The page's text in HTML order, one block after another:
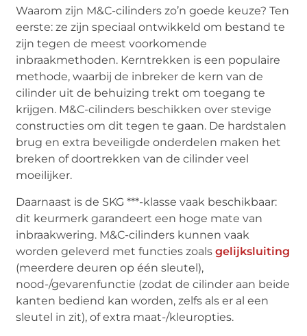
Waarom zijn M&C-cilinders zo’n goede keuze? Ten
eerste: ze zijn speciaal ontwikkeld om bestand te
zijn tegen de meest voorkomende
inbraakmethoden. Kerntrekken is een populaire
methode, waarbij de inbreker de kern van de
cilinder uit de behuizing trekt om toegang te
krijgen. M&C-cilinders beschikken over stevige
constructies om dit tegen te gaan. De hardstalen
brug en extra beveiligde onderdelen maken het
breken of doortrekken van de cilinder veel
moeilijker.
Daarnaast is de SKG ***-klasse vaak beschikbaar:
dit keurmerk garandeert een hoge mate van
inbraakwering. M&C-cilinders kunnen vaak
worden geleverd met functies zoalsgelijksluiting
(meerdere deuren op één sleutel),
nood-/gevarenfunctie (zodat de cilinder aan beide
kanten bediend kan worden, zelfs als er al een
sleutel in zit), of extra maat-/kleuropties.